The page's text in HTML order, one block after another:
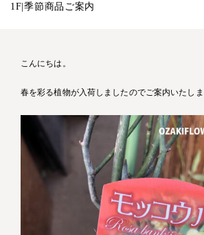
1F|季節商品ご案内
こんにちは。
春を彩る植物が入荷しましたのでご案内いたしま